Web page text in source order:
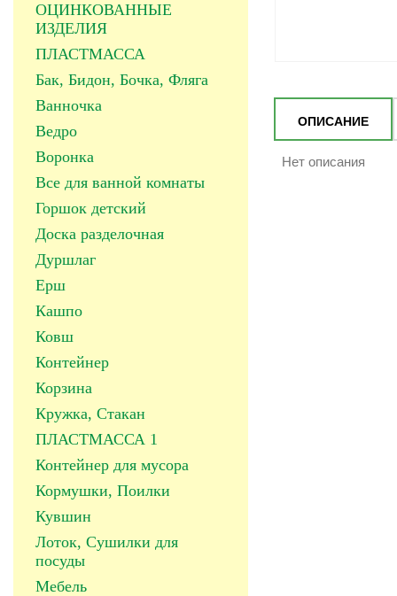
ОЦИНКОВАННЫЕ
ИЗДЕЛИЯ
ПЛАСТМАССА
Бак, Бидон, Бочка, Фляга
Ванночка
Ведро
Воронка
Все для ванной комнаты
Горшок детский
Доска разделочная
Дуршлаг
Ерш
Кашпо
Ковш
Контейнер
Корзина
Кружка, Стакан
ПЛАСТМАССА 1
Контейнер для мусора
Кормушки, Поилки
Кувшин
Лоток, Сушилки для
посуды
Мебель
ОПИСАНИЕ
Нет описания